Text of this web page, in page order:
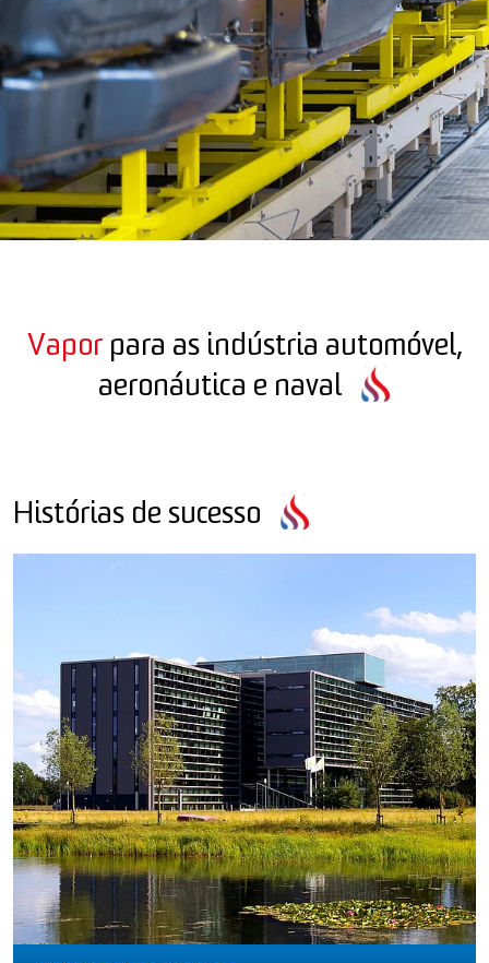
Vapor para as indústria automóvel,
aeronáutica e naval
Histórias de sucesso